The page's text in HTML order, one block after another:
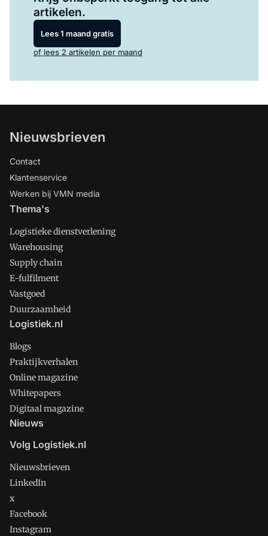
artikelen.
Lees 1 maand gratis
of lees 2 artikelen per maand
Nieuwsbrieven
Contact
Klantenservice
Werken bij VMN media
Thema's
Logistieke dienstverlening
Warehousing
Supply chain
E-fulfilment
Vastgoed
Duurzaamheid
Logistiek.nl
Blogs
Praktijkverhalen
Online magazine
Whitepapers
Digitaal magazine
Nieuws
Volg Logistiek.nl
Nieuwsbrieven
LinkedIn
x
Facebook
Instagram